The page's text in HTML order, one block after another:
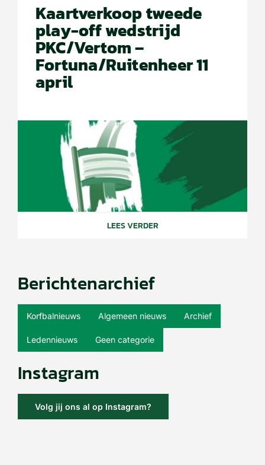
Kaartverkoop tweede
play-off wedstrijd
PKC/Vertom –
Fortuna/Ruitenheer 11
april
LEES VERDER
Berichtenarchief
Korfbalnieuws Algemeen nieuws Archief
Ledennieuws Geen categorie
Instagram
Volg jij ons al op Instagram?